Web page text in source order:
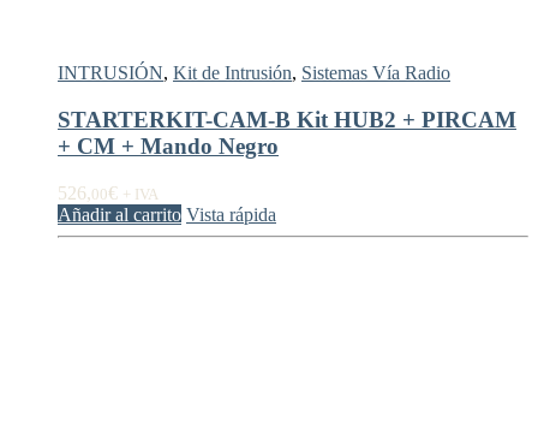
INTRUSIÓN, Kit de Intrusión, Sistemas Vía Radio
STARTERKIT-CAM-B Kit HUB2 + PIRCAM
+ CM + Mando Negro
526,00€ + IVA
Añadir al carrito Vista rápida